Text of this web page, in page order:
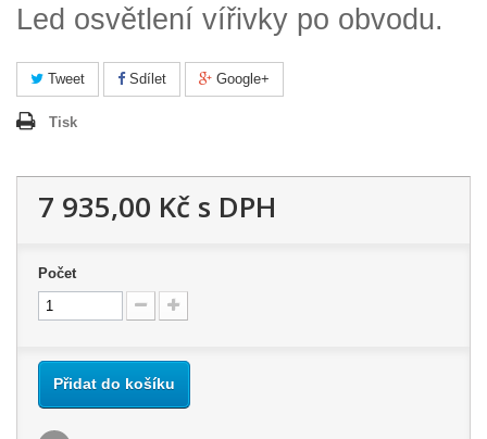
Led osvětlení vířivky po obvodu.
Tweet Sdílet Google+
Tisk
7 935,00 Kč s DPH
Počet
Přidat do košíku